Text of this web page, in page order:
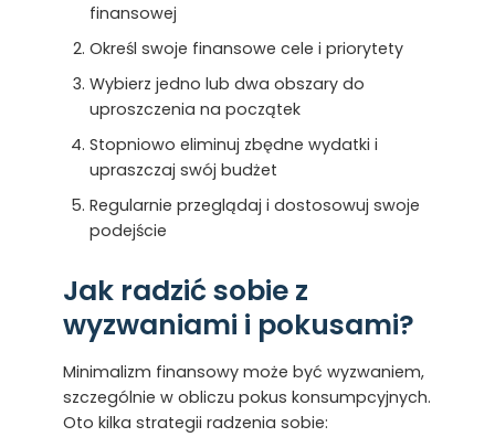
finansowej
Określ swoje finansowe cele i priorytety
Wybierz jedno lub dwa obszary do
uproszczenia na początek
Stopniowo eliminuj zbędne wydatki i
upraszczaj swój budżet
Regularnie przeglądaj i dostosowuj swoje
podejście
Jak radzić sobie z
wyzwaniami i pokusami?
Minimalizm finansowy może być wyzwaniem,
szczególnie w obliczu pokus konsumpcyjnych.
Oto kilka strategii radzenia sobie: